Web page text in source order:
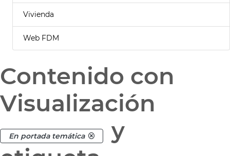
Vivienda
Web FDM
Contenido con
Visualización
En portada temática
y